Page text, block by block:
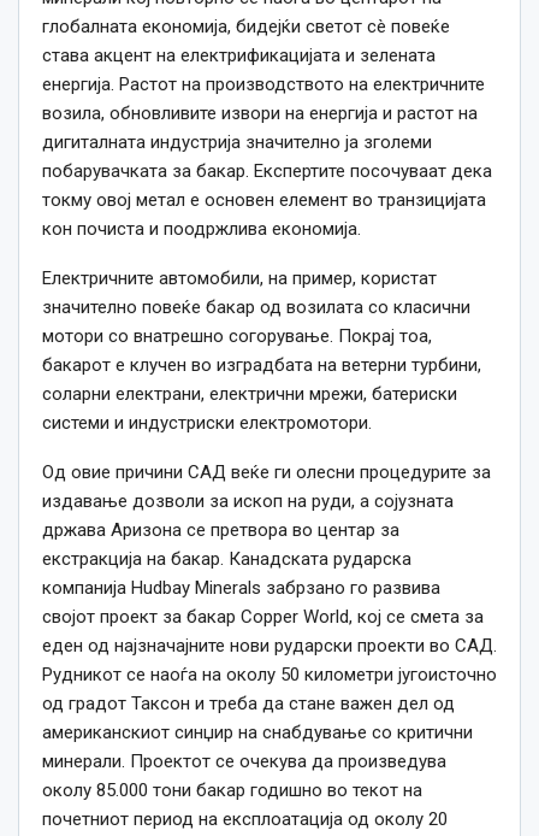
глобалната економија, бидејќи светот сè повеќе
става акцент на електрификацијата и зелената
енергија. Растот на производството на електричните
возила, обновливите извори на енергија и растот на
дигиталната индустрија значително ја зголеми
побарувачката за бакар. Експертите посочуваат дека
токму овој метал е основен елемент во транзицијата
кон почиста и поодржлива економија.
Електричните автомобили, на пример, користат
значително повеќе бакар од возилата со класични
мотори со внатрешно согорување. Покрај тоа,
бакарот е клучен во изградбата на ветерни турбини,
соларни електрани, електрични мрежи, батериски
системи и индустриски електромотори.
Од овие причини САД веќе ги олесни процедурите за
издавање дозволи за ископ на руди, а сојузната
држава Аризона се претвора во центар за
екстракција на бакар. Канадската рударска
компанија Hudbay Minerals забрзано го развива
својот проект за бакар Copper World, кој се смета за
еден од најзначајните нови рударски проекти во САД.
Рудникот се наоѓа на околу 50 километри југоисточно
од градот Таксон и треба да стане важен дел од
американскиот синџир на снабдување со критични
минерали. Проектот се очекува да произведува
околу 85.000 тони бакар годишно во текот на
почетниот период на експлоатација од околу 20